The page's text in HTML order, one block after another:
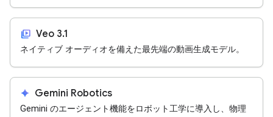
video_library Veo 3.1
ネイティブ オーディオを備えた最先端の動画生成モデル。
spark Gemini Robotics
Gemini のエージェント機能をロボット工学に導入し、物理